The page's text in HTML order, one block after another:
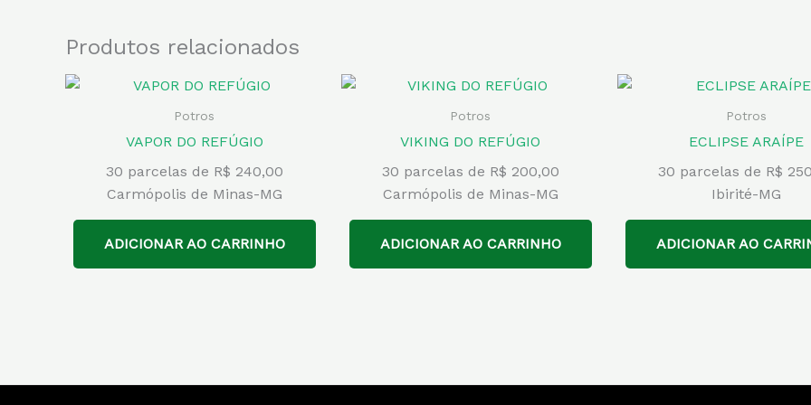
Produtos relacionados
Potros
VAPOR DO REFÚGIO
30 parcelas de R$ 240,00
Carmópolis de Minas-MG
ADICIONAR AO CARRINHO
Potros
VIKING DO REFÚGIO
30 parcelas de R$ 200,00
Carmópolis de Minas-MG
ADICIONAR AO CARRINHO
Potros
ECLIPSE ARAÍPE
30 parcelas de R$
Ibirité-MG
ADICIONAR AO